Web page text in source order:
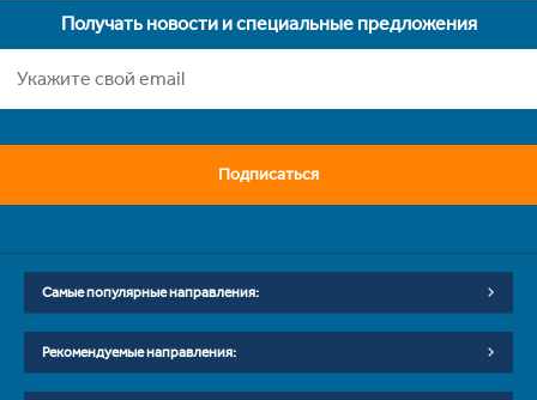
Получать новости и специальные предложения
Подписаться
Самые популярные направления:
Рекомендуемые направления: